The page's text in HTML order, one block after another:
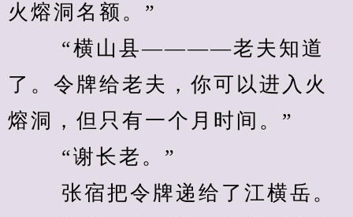
火熔洞名额。”
“横山县————老夫知道
了。令牌给老夫，你可以进入火
熔洞，但只有一个月时间。”
“谢长老。”
张宿把令牌递给了江横岳。